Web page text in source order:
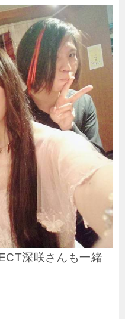
深咲さんも一緒